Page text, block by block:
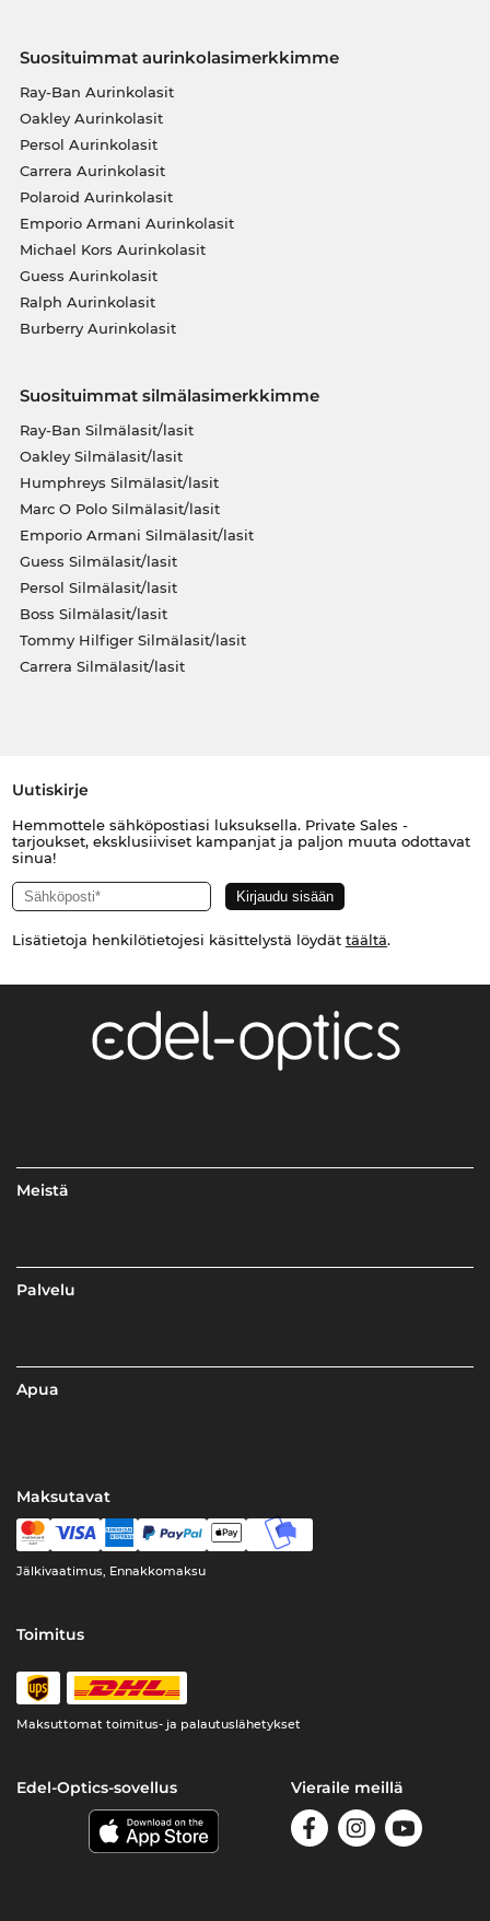
Suosituimmat aurinkolasimerkkimme
Ray-Ban Aurinkolasit
Oakley Aurinkolasit
Persol Aurinkolasit
Carrera Aurinkolasit
Polaroid Aurinkolasit
Emporio Armani Aurinkolasit
Michael Kors Aurinkolasit
Guess Aurinkolasit
Ralph Aurinkolasit
Burberry Aurinkolasit
Suosituimmat silmälasimerkkimme
Ray-Ban Silmälasit/lasit
Oakley Silmälasit/lasit
Humphreys Silmälasit/lasit
Marc O Polo Silmälasit/lasit
Emporio Armani Silmälasit/lasit
Guess Silmälasit/lasit
Persol Silmälasit/lasit
Boss Silmälasit/lasit
Tommy Hilfiger Silmälasit/lasit
Carrera Silmälasit/lasit
Uutiskirje
Hemmottele sähköpostiasi luksuksella. Private Sales -
tarjoukset, eksklusiiviset kampanjat ja paljon muuta odottavat
sinua!
Lisätietoja henkilötietojesi käsittelystä löydät täältä.
Meistä
Palvelu
Apua
Maksutavat
Jälkivaatimus, Ennakkomaksu
Toimitus
Maksuttomat toimitus- ja palautuslähetykset
Edel-Optics-sovellus Vieraile meillä